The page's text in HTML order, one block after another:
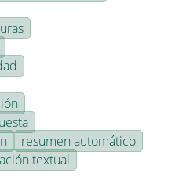
resumen automático
textual